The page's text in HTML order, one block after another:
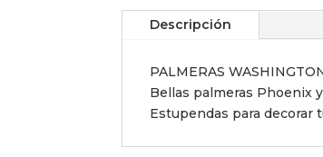
Descripción
PALMERAS
Bellas palmeras Phoenix
Estupendas para decorar